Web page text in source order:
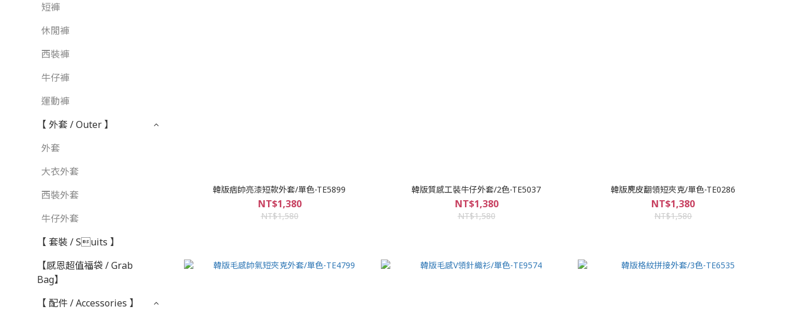
短褲
休閒褲
西裝褲
牛仔褲
運動褲
【 外套 / Outer 】
外套
大衣外套
西裝外套
牛仔外套
【 套裝 / Suits 】
【感恩超值福袋 / Grab
Bag】
【 配件 / Accessories 】
韓版痞帥亮漆短款外套/單色-TE5899
NT$1,380
NT$1,580
韓版質感工裝牛仔外套/2色-TE5037
NT$1,380
NT$1,580
韓版麂皮翻領短夾克/單色-TE0286
NT$1,380
NT$1,580